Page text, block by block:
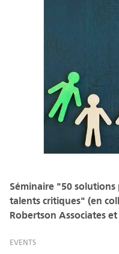
Séminaire "50
talents critiques" (en
Robertson Associates
EVENTS